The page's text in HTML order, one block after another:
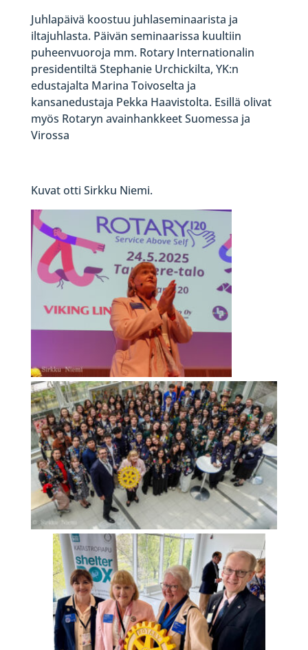
Juhlapäivä koostuu juhlaseminaarista ja
iltajuhlasta. Päivän seminaarissa kuultiin
puheenvuoroja mm. Rotary Internationalin
presidentiltä Stephanie Urchickilta, YK:n
edustajalta Marina Toivoselta ja
kansanedustaja Pekka Haavistolta. Esillä olivat
myös Rotaryn avainhankkeet Suomessa ja
Virossa
Kuvat otti Sirkku Niemi.